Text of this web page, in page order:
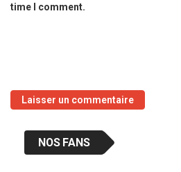
time I comment.
NOS FANS